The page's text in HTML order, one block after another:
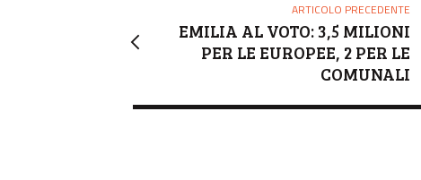
ARTICOLO PRECEDENTE
EMILIA AL VOTO: 3,5 MILIONI
PER LE EUROPEE, 2 PER LE
COMUNALI